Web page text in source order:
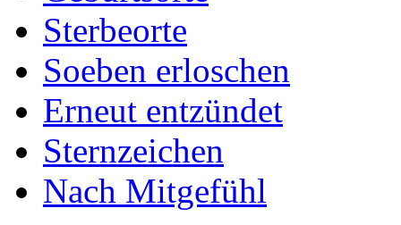
Sterbeorte
Soeben erloschen
Erneut entzündet
Sternzeichen
Nach Mitgefühl